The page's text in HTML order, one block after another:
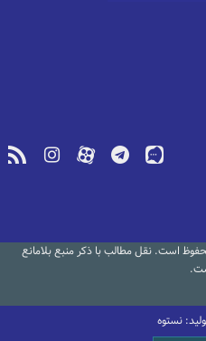
است. نقل مطالب با ذکر منبع بلامانع
نستوه